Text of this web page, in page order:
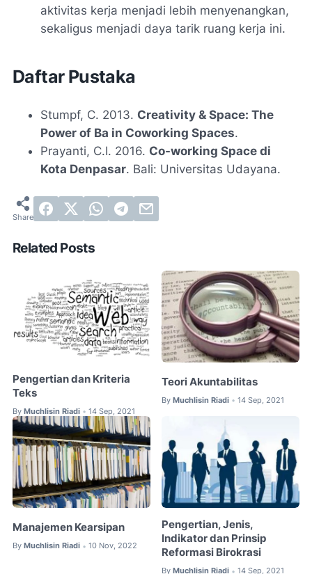
aktivitas kerja menjadi lebih menyenangkan,
sekaligus menjadi daya tarik ruang kerja ini.
Daftar Pustaka
Stumpf, C. 2013. Creativity & Space: The
Power of Ba in Coworking Spaces.
Prayanti, C.I. 2016. Co-working Space di
Kota Denpasar. Bali: Universitas Udayana.
Related Posts
Pengertian dan Kriteria
Teks
By Muchlisin Riadi • 14 Sep, 2021
Teori Akuntabilitas
By Muchlisin Riadi • 14 Sep, 2021
Manajemen Kearsipan
By Muchlisin Riadi • 10 Nov, 2022
Pengertian, Jenis,
Indikator dan Prinsip
Reformasi Birokrasi
By Muchlisin Riadi • 14 Sep, 2021